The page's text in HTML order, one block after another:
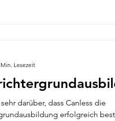
bzw. zum
Grundlagen des Werfens,
darüber, dass Canless die
erfolgreich
Min. Lesezeit